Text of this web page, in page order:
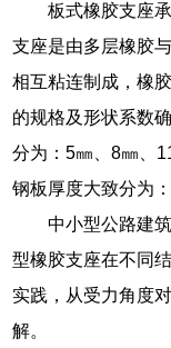
板式橡胶支座
支座是由多层橡胶
相互粘连制成，橡
的规格及形状系数
分为：5㎜、8㎜、
钢板厚度大致分为
中小型公路建
型橡胶支座在不同
实践，从受力角度
解。